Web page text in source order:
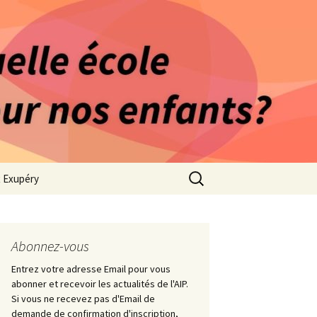
1981
Saint Exupéry
Exupéry
Collège
Rechercher :
Abonnez-vous
Entrez votre adresse Email pour vous
abonner et recevoir les actualités de l'AIP.
Si vous ne recevez pas d'Email de
demande de confirmation d'inscription,